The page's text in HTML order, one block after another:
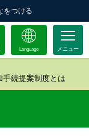
をつける
Language
手続提案制度とは